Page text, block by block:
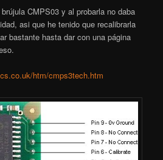
CMPS03 y al probarla no daba
asi que he tenido que recalibrarla
bastante hasta dar con una página
htm/cmps3tech.htm